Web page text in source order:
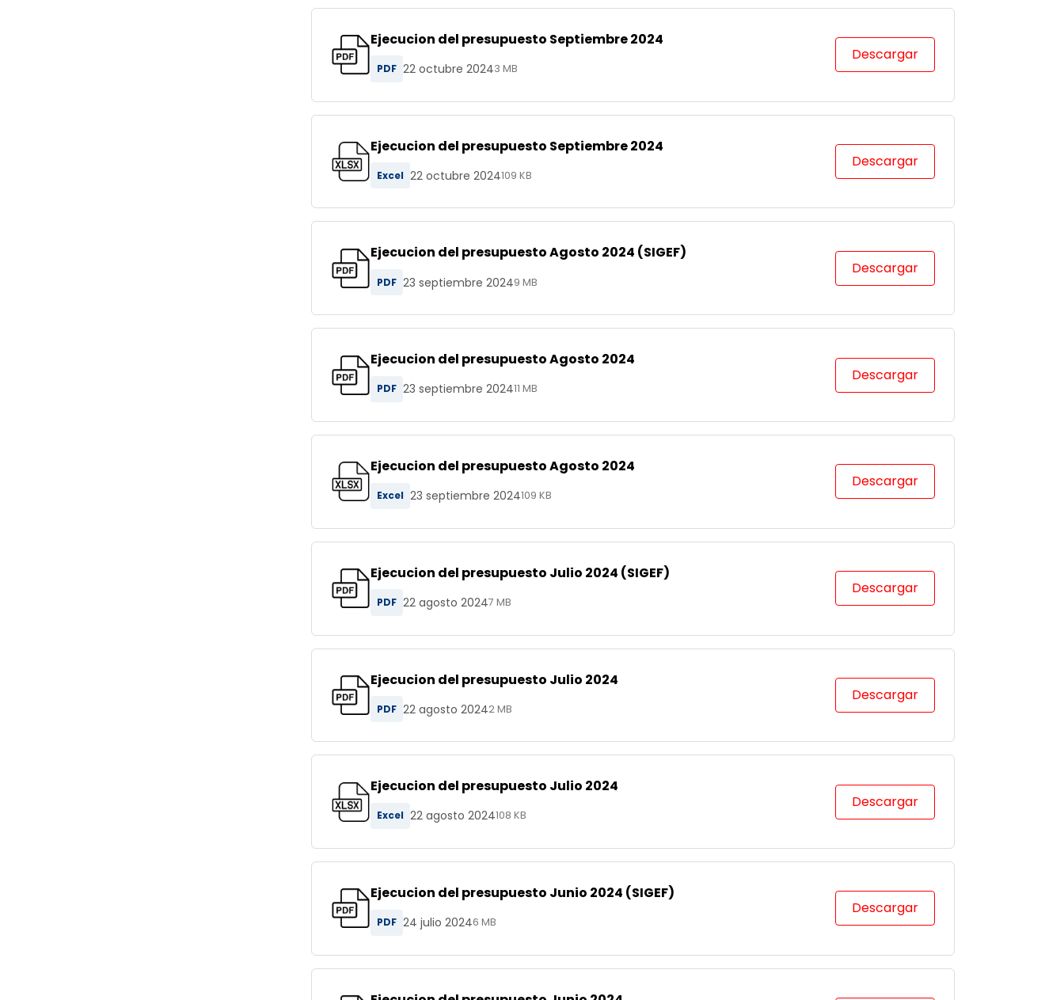
Ejecucion del presupuesto Septiembre 2024
PDF 22 octubre 20243 MB
Descargar
Ejecucion del presupuesto Septiembre 2024
Excel 22 octubre 2024109 KB
Descargar
Ejecucion del presupuesto Agosto 2024 (SIGEF)
PDF 23 septiembre 20249 MB
Descargar
Ejecucion del presupuesto Agosto 2024
PDF 23 septiembre 202411 MB
Descargar
Ejecucion del presupuesto Agosto 2024
Excel 23 septiembre 2024109 KB
Descargar
Ejecucion del presupuesto Julio 2024 (SIGEF)
PDF 22 agosto 20247 MB
Descargar
Ejecucion del presupuesto Julio 2024
PDF 22 agosto 20242 MB
Descargar
Ejecucion del presupuesto Julio 2024
Excel 22 agosto 2024108 KB
Descargar
Ejecucion del presupuesto Junio 2024 (SIGEF)
PDF 24 julio 20246 MB
Descargar